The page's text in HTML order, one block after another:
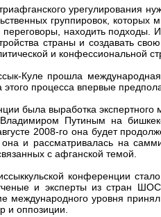
урегулирования
группировок,
переговоры, находить подходы.
страны и создавать
и конфессиональной
Куле прошла международная
этого процесса впервые
была выработка экспертного
Путиным на
2008-го она будет
она и рассматривалась на
с афганской темой.
конференции
и эксперты из стран
уровня
и оппозиции.